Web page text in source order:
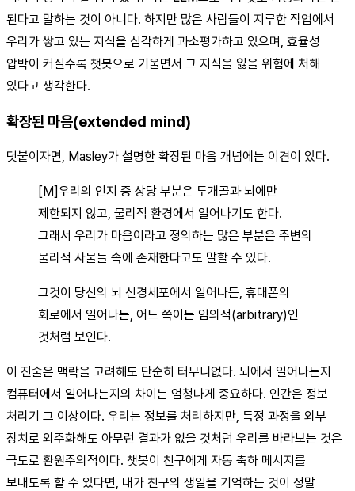
된다고 말하는 것이 아니다. 하지만 많은 사람들이 지루한 작업에서
우리가 쌓고 있는 지식을 심각하게 과소평가하고 있으며, 효율성
압박이 커질수록 챗봇으로 기울면서 그 지식을 잃을 위험에 처해
있다고 생각한다.
확장된 마음(extended mind)
덧붙이자면, Masley가 설명한 확장된 마음 개념에는 이견이 있다.
[M]우리의 인지 중 상당 부분은 두개골과 뇌에만
제한되지 않고, 물리적 환경에서 일어나기도 한다.
그래서 우리가 마음이라고 정의하는 많은 부분은 주변의
물리적 사물들 속에 존재한다고도 말할 수 있다.
그것이 당신의 뇌 신경세포에서 일어나든, 휴대폰의
회로에서 일어나든, 어느 쪽이든 임의적(arbitrary)인
것처럼 보인다.
이 진술은 맥락을 고려해도 단순히 터무니없다. 뇌에서 일어나는지
컴퓨터에서 일어나는지의 차이는 엄청나게 중요하다. 인간은 정보
처리기 그 이상이다. 우리는 정보를 처리하지만, 특정 과정을 외부
장치로 외주화해도 아무런 결과가 없을 것처럼 우리를 바라보는 것은
극도로 환원주의적이다. 챗봇이 친구에게 자동 축하 메시지를
보내도록 할 수 있다면, 내가 친구의 생일을 기억하는 것이 정말